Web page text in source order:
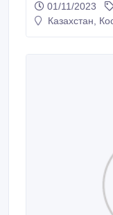
армирования. Изготовим любые размеры. Продажа
сетки рулонами.
01/11/2023
Казахстан,